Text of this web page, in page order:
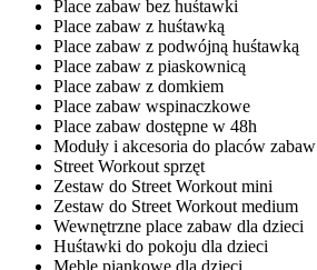
Place zabaw bez huśtawki
Place zabaw z huśtawką
Place zabaw z podwójną huśtawką
Place zabaw z piaskownicą
Place zabaw z domkiem
Place zabaw wspinaczkowe
Place zabaw dostępne w 48h
Moduły i akcesoria do placów zabaw
Street Workout sprzęt
Zestaw do Street Workout mini
Zestaw do Street Workout medium
Wewnętrzne place zabaw dla dzieci
Huśtawki do pokoju dla dzieci
Meble piankowe dla dzieci